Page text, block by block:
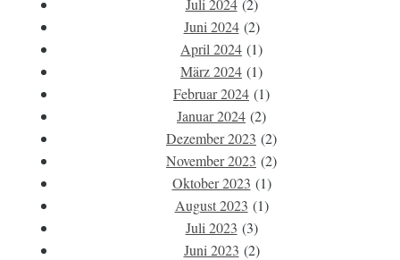
Juli 2024(2)
Juni 2024(2)
April 2024 (1)
März 2024 (1)
Februar 2024 (1)
Januar 2024 (2)
Dezember 2023 (2)
November 2023 (2)
Oktober 2023 (1)
August 2023 (1)
Juli 2023 (3)
Juni 2023 (2)